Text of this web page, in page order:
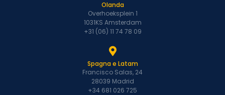
Olanda
Overhoeksplein 1
1031KS Amsterdam
+31 (06) 11 74 78 09
Spagna e Latam
Francisco Salas, 24
28039 Madrid
+34 681 026 725